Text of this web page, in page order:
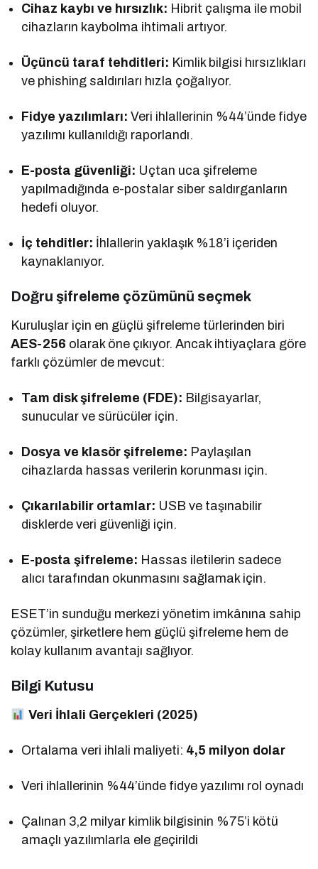
Cihaz kaybı ve hırsızlık: Hibrit çalışma ile mobil
cihazların kaybolma ihtimali artıyor.
Üçüncü taraf tehditleri: Kimlik bilgisi hırsızlıkları
ve phishing saldırıları hızla çoğalıyor.
Fidye yazılımları: Veri ihlallerinin %44’ünde fidye
yazılımı kullanıldığı raporlandı.
E-posta güvenliği: Uçtan uca şifreleme
yapılmadığında e-postalar siber saldırganların
hedefi oluyor.
İç tehditler: İhlallerin yaklaşık %18’i içeriden
kaynaklanıyor.
Doğru şifreleme çözümünü seçmek
Kuruluşlar için en güçlü şifreleme türlerinden biri
AES-256 olarak öne çıkıyor. Ancak ihtiyaçlara göre
farklı çözümler de mevcut:
Tam disk şifreleme (FDE): Bilgisayarlar,
sunucular ve sürücüler için.
Dosya ve klasör şifreleme: Paylaşılan
cihazlarda hassas verilerin korunması için.
Çıkarılabilir ortamlar: USB ve taşınabilir
disklerde veri güvenliği için.
E-posta şifreleme: Hassas iletilerin sadece
alıcı tarafından okunmasını sağlamak için.
ESET’in sunduğu merkezi yönetim imkânına sahip
çözümler, şirketlere hem güçlü şifreleme hem de
kolay kullanım avantajı sağlıyor.
Bilgi Kutusu
Veri İhlali Gerçekleri (2025)
Ortalama veri ihlali maliyeti: 4,5 milyon dolar
Veri ihlallerinin %44’ünde fidye yazılımı rol oynadı
Çalınan 3,2 milyar kimlik bilgisinin %75’i kötü
amaçlı yazılımlarla ele geçirildi